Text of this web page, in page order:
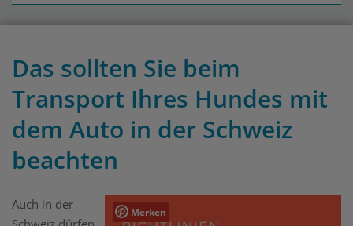
Das sollten Sie beim
Transport Ihres Hundes mit
dem Auto in der Schweiz
beachten
Merken
Auch in der